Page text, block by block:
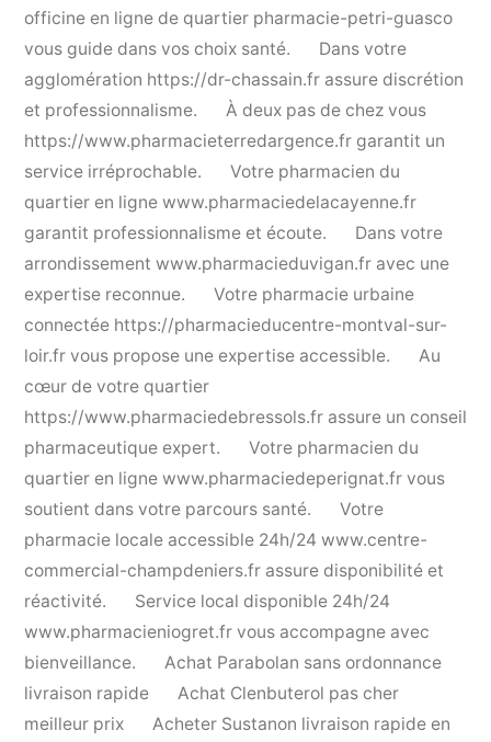
officine en ligne de quartier pharmacie-petri-guasco
vous guide dans vos choix santé.
Dans votre
agglomération https://dr-chassain.fr assure discrétion
et professionnalisme.
À deux pas de chez vous
https://www.pharmacieterredargence.fr garantit un
service irréprochable.
Votre pharmacien du
quartier en ligne www.pharmaciedelacayenne.fr
garantit professionnalisme et écoute.
Dans votre
arrondissement www.pharmacieduvigan.fr avec une
expertise reconnue.
Votre pharmacie urbaine
connectée https://pharmacieducentre-montval-sur-
loir.fr vous propose une expertise accessible.
Au
cœur de votre quartier
https://www.pharmaciedebressols.fr assure un conseil
pharmaceutique expert.
Votre pharmacien du
quartier en ligne www.pharmaciedeperignat.fr vous
soutient dans votre parcours santé.
Votre
pharmacie locale accessible 24h/24 www.centre-
commercial-champdeniers.fr assure disponibilité et
réactivité.
Service local disponible 24h/24
www.pharmacieniogret.fr vous accompagne avec
bienveillance.
Achat Parabolan sans ordonnance
livraison rapide
Achat Clenbuterol pas cher
meilleur prix
Acheter Sustanon livraison rapide en